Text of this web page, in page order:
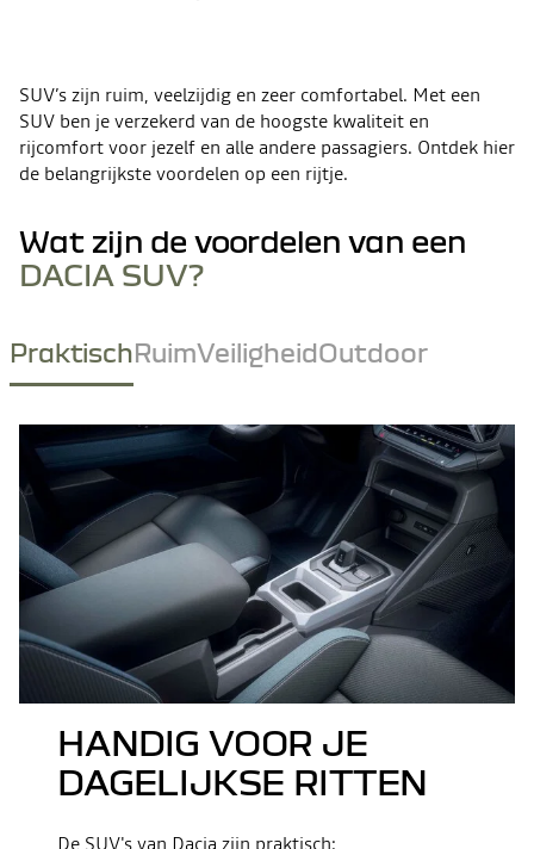
SUV’s zijn ruim, veelzijdig en zeer comfortabel. Met een
SUV ben je verzekerd van de hoogste kwaliteit en
rijcomfort voor jezelf en alle andere passagiers. Ontdek hier
de belangrijkste voordelen op een rijtje.
Wat zijn de voordelen van een
DACIA SUV?
PraktischRuimVeiligheidOutdoor
HANDIG VOOR JE
DAGELIJKSE RITTEN
De SUV's van Dacia zijn praktisch: